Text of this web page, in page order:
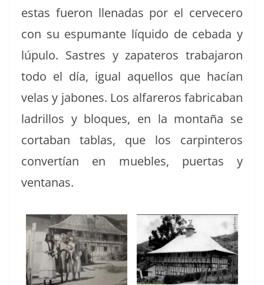
estas fueron llenadas por el cerve­cero
con su espumante líqui­do de ceba­da y
lúpu­lo. Sas­tres y zap­a­teros tra­ba­jaron
todo el día, igual aque­l­los que hacían
velas y jabones. Los alfareros fab­ri­ca­ban
ladril­los y blo­ques, en la mon­taña se
corta­ban tablas, que los carpin­teros
con­vertían en mue­bles, puer­tas y
ventanas.